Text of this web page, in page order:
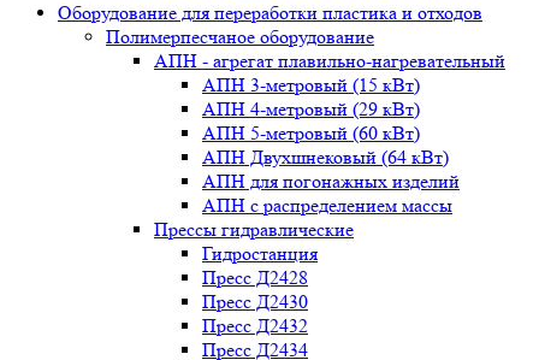
Оборудование для переработки пластика и отходов
Полимерпесчаное оборудование
АПН - агрегат плавильно-нагревательный
АПН 3-метровый (15 кВт)
АПН 4-метровый (29 кВт)
АПН 5-метровый (60 кВт)
АПН Двухшнековый (64 кВт)
АПН для погонажных изделий
АПН с распределением массы
Прессы гидравлические
Гидростанция
Пресс Д2428
Пресс Д2430
Пресс Д2432
Пресс Д2434